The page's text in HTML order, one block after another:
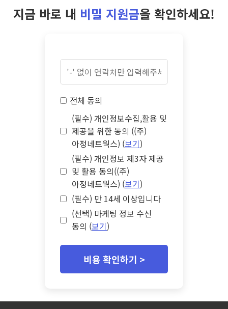
지금 바로 내 비밀 지원금을 확인하세요!
전체 동의
(필수) 개인정보수집,활용 및
제공을 위한 동의 ((주)
아정네트웍스) (보기)
(필수) 개인정보 제3자 제공
및 활용 동의((주)
아정네트웍스) (보기)
(필수) 만 14세 이상입니다
(선택) 마케팅 정보 수신
동의 (보기)
비용 확인하기 >